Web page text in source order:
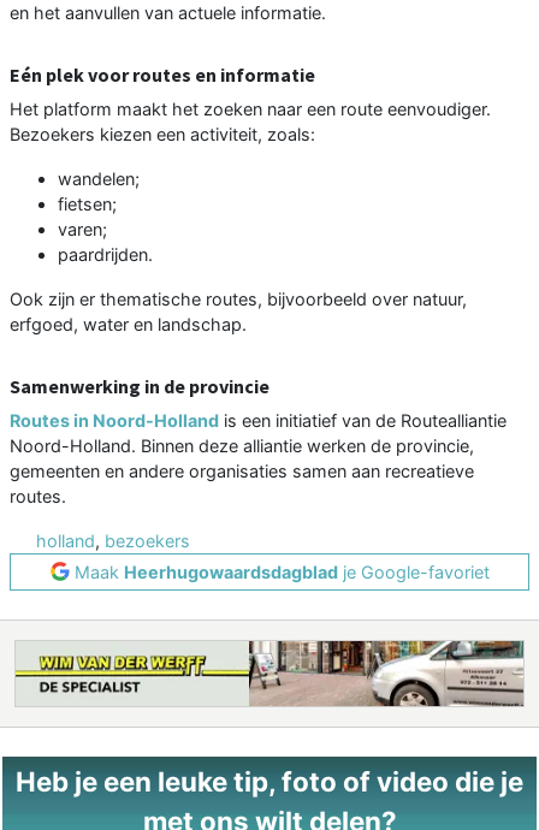
en het aanvullen van actuele informatie.
Eén plek voor routes en informatie
Het platform maakt het zoeken naar een route eenvoudiger.
Bezoekers kiezen een activiteit, zoals:
wandelen;
fietsen;
varen;
paardrijden.
Ook zijn er thematische routes, bijvoorbeeld over natuur,
erfgoed, water en landschap.
Samenwerking in de provincie
Routes in Noord-Holland is een initiatief van de Routealliantie
Noord-Holland. Binnen deze alliantie werken de provincie,
gemeenten en andere organisaties samen aan recreatieve
routes.
holland, bezoekers
Maak Heerhugowaardsdagbladje Google-favoriet
Heb je een leuke tip, foto of video die je
met ons wilt delen?